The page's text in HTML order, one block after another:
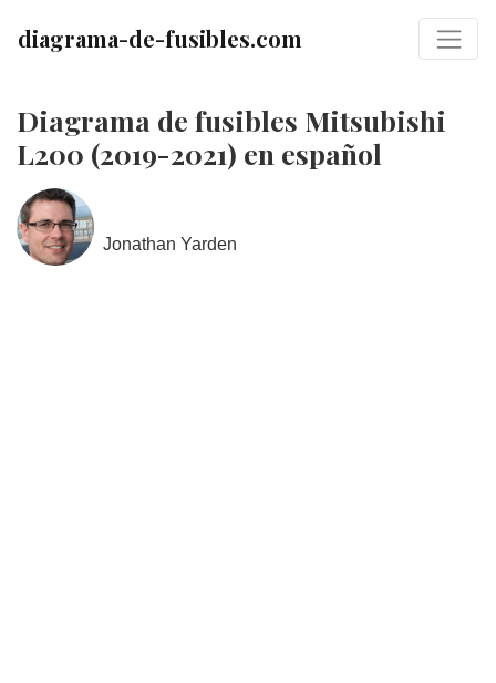
diagrama-de-fusibles.com
Diagrama de fusibles Mitsubishi
L200 (2019-2021) en español
Jonathan Yarden